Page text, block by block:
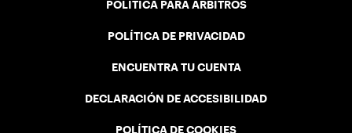
POLÍTICA PARA ÁRBITROS
POLÍTICA DE PRIVACIDAD
ENCUENTRA TU CUENTA
DECLARACIÓN DE ACCESIBILIDAD
POLÍTICA DE COOKIES